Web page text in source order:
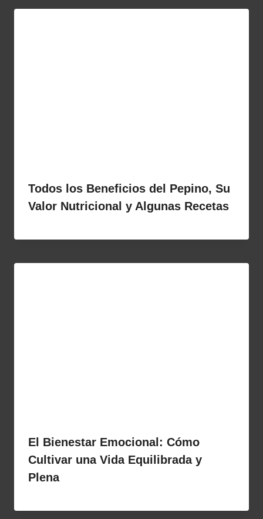
Todos los Beneficios del Pepino, Su
Valor Nutricional y Algunas Recetas
El Bienestar Emocional: Cómo
Cultivar una Vida Equilibrada y
Plena